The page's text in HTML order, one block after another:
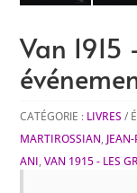
Van
CATÉGORIE : LIVRES
MARTIROSSIAN,
ANI,VAN 1915 - LES